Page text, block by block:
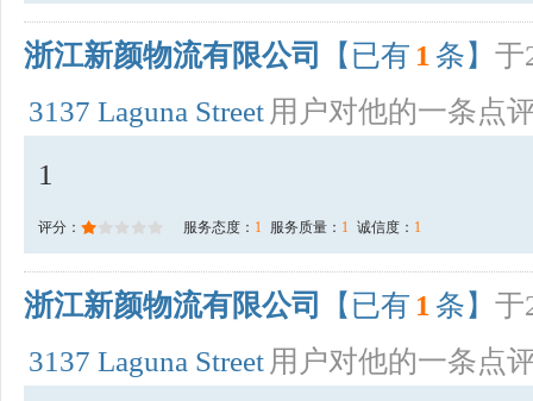
浙江新颜物流有限公司 【已有 1 条】 于
3137 Laguna Street 用户对他的一条点
1
评分： 服务态度： 1 服务质量： 1 诚信度： 1
浙江新颜物流有限公司 【已有 1 条】 于
3137 Laguna Street 用户对他的一条点